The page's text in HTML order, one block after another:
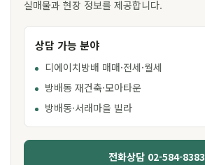
실매물과 현장 정보를 제공합니다.
상담 가능 분야
디에이치방배 매매·전세·월세
방배동 재건축·모아타운
방배동·서래마을 빌라
전화상담 02-584-8383